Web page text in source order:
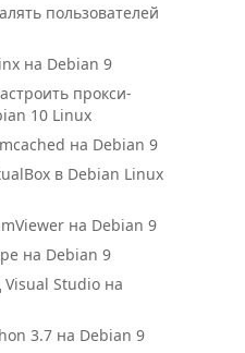
пользователей
на Debian 9
прокси-
10 Linux
на Debian 9
в Debian Linux
на Debian 9
на Debian 9
Visual Studio на
3.7 на Debian 9